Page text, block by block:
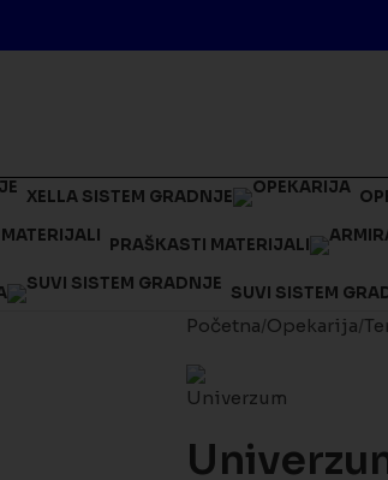
XELLA SISTEM GRADNJE
PRAŠKASTI MATERIJALI
SUVI SISTEM
Početna Opekarija